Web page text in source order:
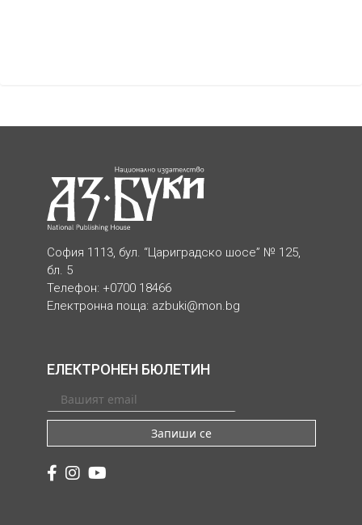
София 1113, бул. “Цариградско шосе” № 125,
бл. 5
Телефон: +0700 18466
Електронна поща: azbuki@mon.bg
ЕЛЕКТРОНЕН БЮЛЕТИН
Запиши се